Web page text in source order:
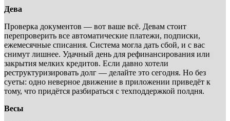
Дева
Проверка документов — вот ваше всё. Девам стоит
перепроверить все автоматические платежи, подписки,
ежемесячные списания. Система могла дать сбой, и с вас
снимут лишнее. Удачный день для рефинансирования или
закрытия мелких кредитов. Если давно хотели
реструктуризировать долг — делайте это сегодня. Но без
суеты: одно неверное движение в приложении приведёт к
тому, что придётся разбираться с техподдержкой полдня.
Весы